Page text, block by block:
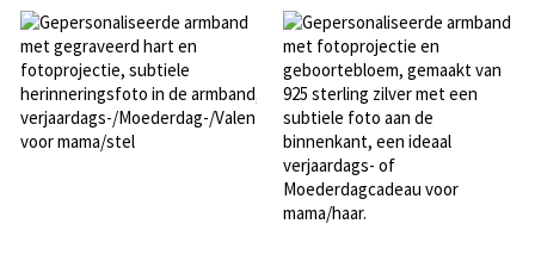
dansvoorstellingcadeau,
verjaardags-/jubileumcadeau
voor ballerina's/vrouwen
huisdierbenodigdheden,
verjaardagscadeau voor
dierenliefhebbers/